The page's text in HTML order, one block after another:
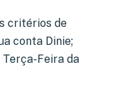
critérios de
conta Dinie;
Feira da